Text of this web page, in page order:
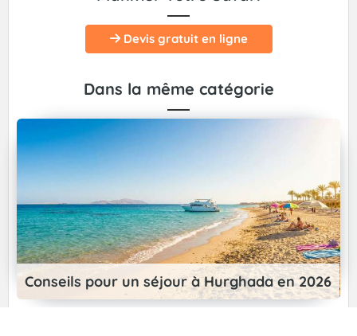
Devis gratuit en ligne
Dans la même catégorie
Conseils pour un séjour à Hurghada en 2026